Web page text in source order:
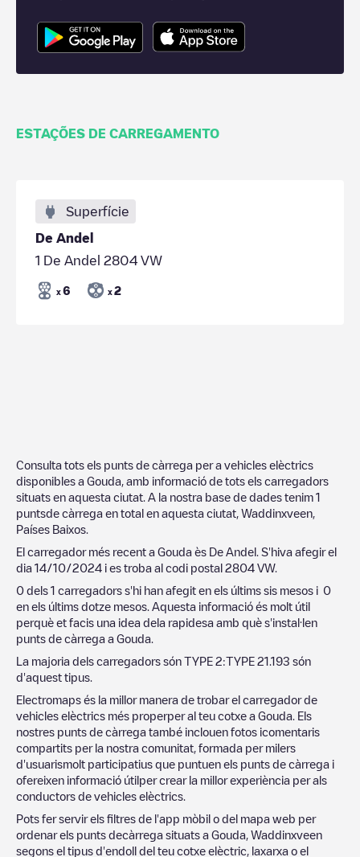
ESTAÇÕES DE CARREGAMENTO
Superfície
De Andel
1 De Andel 2804 VW
x 6 x 2
Consulta tots els punts de càrrega per a vehicles elèctrics
disponibles a Gouda , amb informació de tots els carregadors
situats en aquesta ciutat. A la nostra base de dades tenim 1
puntsde càrrega en total en aquesta ciutat, Waddinxveen
Países Baixos
El carregador més recent a Gouda ès De Andel . S'hiva afegir el
dia 14/10/2024 i es troba al codi postal 2804 VW.
0 dels 1 carregadors s'hi han afegit en els últims sis mesos i 0
en els últims dotze mesos. Aquesta informació és molt útil
perquè et facis una idea dela rapidesa amb què s'instal·len
punts de càrrega a Gouda
La majoria dels carregadors són TYPE 2:TYPE 21.193 són
d'aquest tipus.
Electromaps és la millor manera de trobar el carregador de
vehicles elèctrics més properper al teu cotxe a Gouda . Els
nostres punts de càrrega també inclouen fotos icomentaris
compartits per la nostra comunitat, formada per milers
d'usuarismolt participatius que puntuen els punts de càrrega i
ofereixen informació útilper crear la millor experiència per als
conductors de vehicles elèctrics.
Pots fer servir els filtres de l'app mòbil o del mapa web per
ordenar els punts decàrrega situats a Gouda Waddinxveen
segons el tipus d'endoll del teu cotxe elèctric, laxarxa o el